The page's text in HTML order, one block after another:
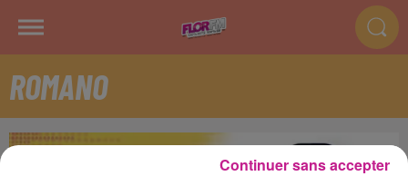
ROMANO
Continuer sans accepter